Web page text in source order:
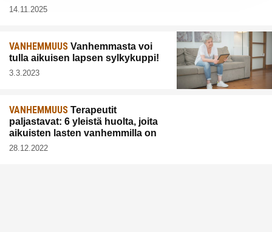
14.11.2025
VANHEMMUUS Vanhemmasta voi
tulla aikuisen lapsen sylkykuppi!
3.3.2023
VANHEMMUUS Terapeutit
paljastavat: 6 yleistä huolta, joita
aikuisten lasten vanhemmilla on
28.12.2022